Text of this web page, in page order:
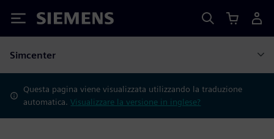
Siemens
Simcenter
Questa pagina viene visualizzata utilizzando la traduzione
automatica.Visualizzare la versione in inglese?